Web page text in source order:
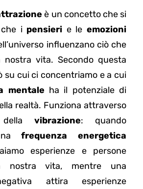
è un concetto che si
che i pensieri e leemozioni
influenzano ciò che
nostra vita. Secondo questa
su cui ci concentriamo e a cui
mentale ha il potenziale di
realtà. Funziona attraverso
vibrazione: quando
frequenza energetica
esperienze e persone
nostra vita, mentre una
attira esperienze